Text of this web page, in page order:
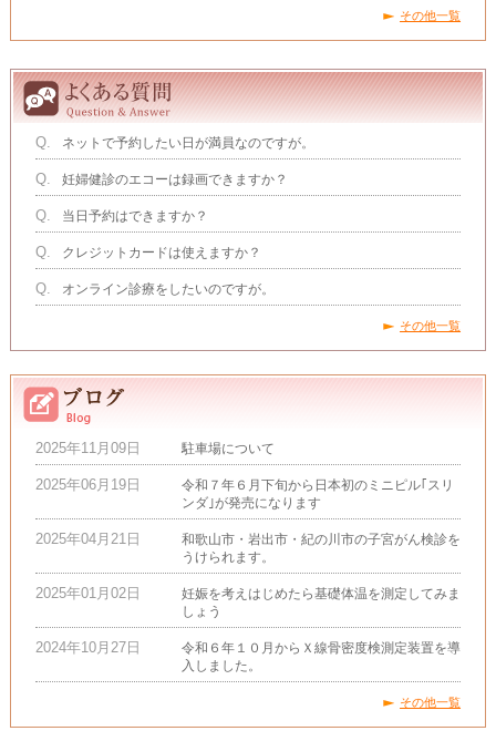
その他一覧
Q. ネットで予約したい日が満員なのですが。
Q. 妊婦健診のエコーは録画できますか？
Q. 当日予約はできますか？
Q. クレジットカードは使えますか？
Q. オンライン診療をしたいのですが。
その他一覧
2025年11月09日 駐車場について
2025年06月19日
令和７年６月下旬から日本初のミニピル｢スリ
ンダ｣が発売になります
2025年04月21日
和歌山市・岩出市・紀の川市の子宮がん検診を
うけられます。
2025年01月02日
妊娠を考えはじめたら基礎体温を測定してみま
しょう
2024年10月27日
令和６年１０月からＸ線骨密度検測定装置を導
入しました。
その他一覧